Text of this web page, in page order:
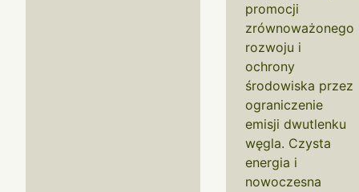
promocji
zrównoważonego
rozwoju i
ochrony
środowiska przez
ograniczenie
emisji dwutlenku
węgla. Czysta
energia i
nowoczesna